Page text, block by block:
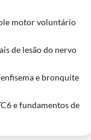
motor voluntário
de lesão do nervo
e bronquite
e fundamentos de